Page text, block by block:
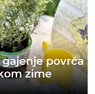
gajenje povrća
zime